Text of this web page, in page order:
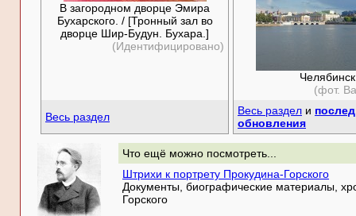
В загородном дворце Эмира
Бухарского. / [Тронный зал во
дворце Шир-Будун. Бухара.]
(Идентифицировано)
Челябинск
(фот.
Весь раздел Весь раздел и
обновления
Что ещё можно посмотреть...
Штрихи к портрету Прокудина-Горского
Документы, биографические материалы,
Горского